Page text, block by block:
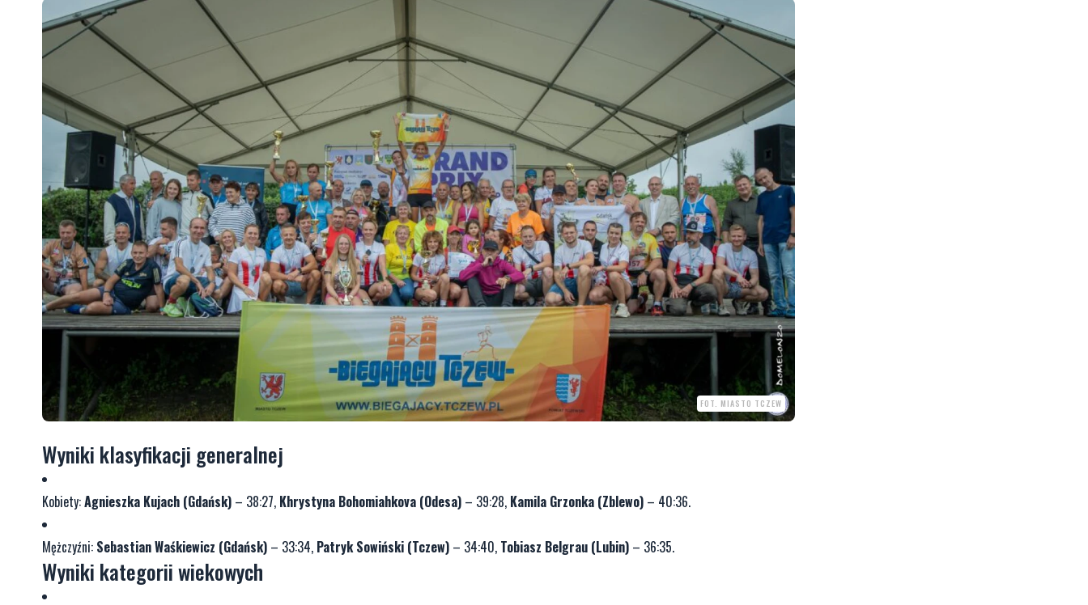
FOT. MIASTO TCZEW
Wyniki klasyfikacji generalnej
Kobiety:Agnieszka Kujach (Gdańsk) – 38:27, Khrystyna Bohomiahkova (Odesa) – 39:28, Kamila Grzonka (Zblewo) – 40:36.
Mężczyźni: Sebastian Waśkiewicz (Gdańsk) – 33:34, Patryk Sowiński (Tczew) – 34:40, Tobiasz Belgrau (Lubin) – 36:35.
Wyniki kategorii wiekowych